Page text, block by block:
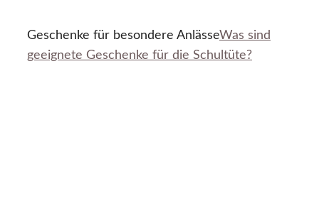
Geschenke für besondere AnlässeWas sind
geeignete Geschenke für die Schultüte?